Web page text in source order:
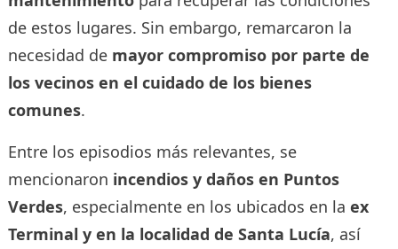
de estos lugares. Sin embargo, remarcaron la
necesidad de mayor compromiso por parte de
los vecinos en el cuidado de los bienes
comunes.
Entre los episodios más relevantes, se
mencionaron incendios y daños en Puntos
Verdes, especialmente en los ubicados en la ex
Terminal y en la localidad de Santa Lucía, así